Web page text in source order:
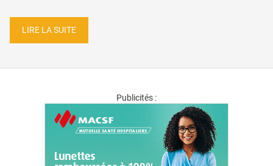
LIRE LA SUITE
Publicités :